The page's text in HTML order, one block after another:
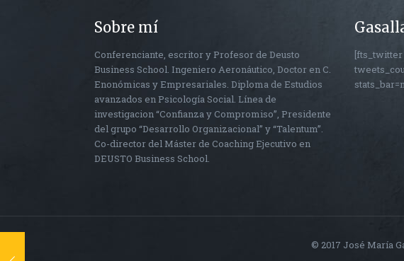
Sobre mí
Conferenciante, escritor y Profesor de Deusto
Business School. Ingeniero Aeronáutico, Doctor en C.
Enonómicas y Empresariales. Diploma de Estudios
avanzados en Psicología Social. Línea de
investigacion “Confianza y Compromiso”, Presidente
del grupo “Desarrollo Organizacional” y “Talentum”.
Co-director del Máster de Coaching Ejecutivo en
DEUSTO Business School.
© 2017 José María